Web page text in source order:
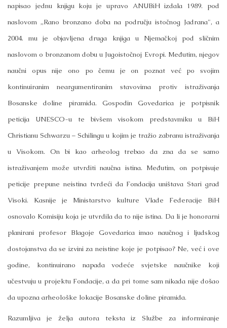
napisao jednu knjigu koju je upravo ANUBiH izdala 1989. pod
naslovom „Rano bronzano doba na području istočnog Jadrana", a
2004. mu je objavljena druga knjiga u Njemačkoj pod sličnim
naslovom o bronzanom dobu u Jugoistočnoj Evropi. Međutim, njegov
naučni opus nije ono po čemu je on poznat već po svojim
kontinuiranim neargumentiranim stavovima protiv istraživanja
Bosanske doline piramida. Gospodin Govedarica je potpisnik
peticija UNESCO-u te bivšem visokom predstavmiku u BiH
Christianu Schwarzu – Schilingu u kojim je tražio zabranu istraživanja
u Visokom. On bi kao arheolog trebao da zna da se samo
istraživanjem može utvrditi naučna istina. Međutim, on potpisuje
peticije prepune neistina tvrdeći da Fondacija uništava Stari grad
Visoki. Kasnije je Ministarstvo kulture Vlade Federacije BiH
osnovalo Komisiju koja je utvrdila da to nije istina. Da li je honorarni
planirani profesor Blagoje Govedarica imao naučnog i ljudskog
dostojanstva da se izvini za neistine koje je potpisao? Ne, već i ove
godine, kontinuirano napada vodeće svjetske naučnike koji
učestvuju u projektu Fondacije, a da pri tome sam nikada nije došao
da upozna arheološke lokacije Bosanske doline piramida.
Razumljiva je želja autora teksta iz Službe za informiranje